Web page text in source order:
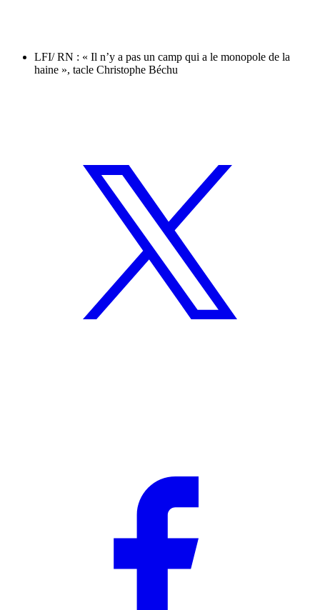
LFI/ RN : « Il n’y a pas un camp qui a le monopole de la
haine », tacle Christophe Béchu